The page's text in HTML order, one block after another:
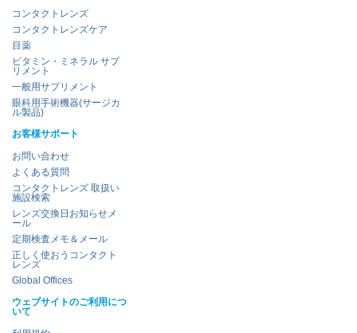
コンタクトレンズ
コンタクトレンズケア
目薬
ビタミン・ミネラル サプ
リメント
一般用サプリメント
眼科用手術機器(サージカ
ル製品)
お客様サポート
お問い合わせ
よくある質問
コンタクトレンズ 取扱い
施設検索
レンズ交換日お知らせメ
ール
定期検査メモ＆メール
正しく使おうコンタクト
レンズ
Global Offices
ウェブサイトのご利用につ
いて